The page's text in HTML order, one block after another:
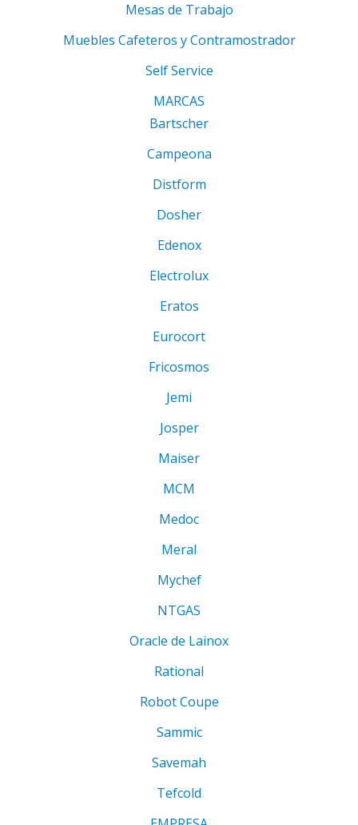
Mesas de Trabajo
Muebles Cafeteros y Contramostrador
Self Service
MARCAS
Bartscher
Campeona
Distform
Dosher
Edenox
Electrolux
Eratos
Eurocort
Fricosmos
Jemi
Josper
Maiser
MCM
Medoc
Meral
Mychef
NTGAS
Oracle de Lainox
Rational
Robot Coupe
Sammic
Savemah
Tefcold